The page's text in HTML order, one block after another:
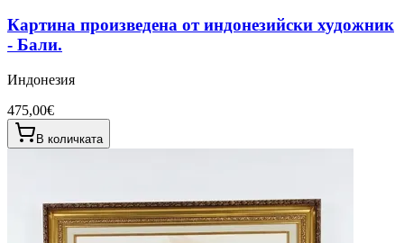
Картина произведена от индонезийски художник
- Бали.
Индонезия
475,00€
В количката